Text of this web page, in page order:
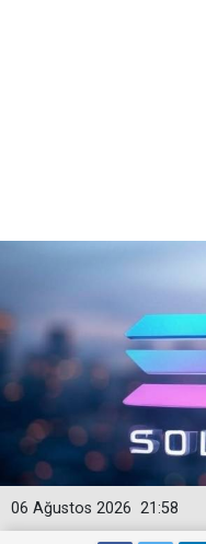
21:58
06 Ağustos 2026